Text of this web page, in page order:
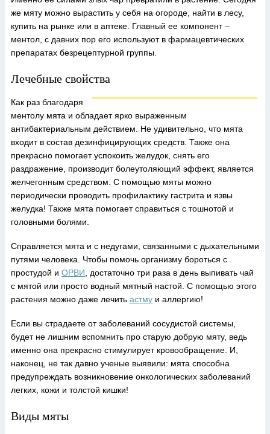
же мяту можно вырастить у себя на огороде, найти в лесу,
купить на рынке или в аптеке. Главный ее компонент –
ментол, с давних пор его используют в фармацевтических
препаратах безрецептурной группы.
Лечебные свойства
Как раз благодаря
ментолу мята и обладает ярко выраженным
антибактериальным действием. Не удивительно, что мята
входит в состав дезинфицирующих средств. Также она
прекрасно помогает успокоить желудок, снять его
раздражение, производит болеутоляющий эффект, является
желчегонным средством. С помощью мяты можно
периодически проводить профилактику гастрита и язвы
желудка! Также мята помогает справиться с тошнотой и
головными болями.
Справляется мята и с недугами, связанными с дыхательными
путями человека. Чтобы помочь организму бороться с
простудой и ОРВИ , достаточно три раза в день выпивать чай
с мятой или просто водный мятный настой. С помощью этого
растения можно даже лечить астму и аллергию!
Если вы страдаете от заболеваний сосудистой системы,
будет не лишним вспомнить про старую добрую мяту, ведь
именно она прекрасно стимулирует кровообращение. И,
наконец, не так давно ученые выявили: мята способна
предупреждать возникновение онкологических заболеваний
легких, кожи и толстой кишки!
Виды мяты